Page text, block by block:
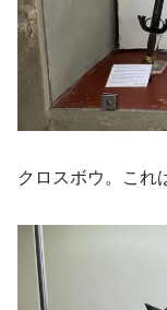
クロスボウ。これ